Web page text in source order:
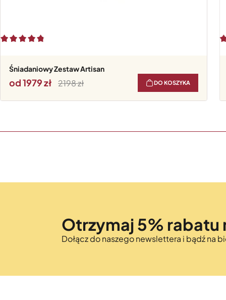
Śniadaniowy Zestaw Artisan
od 1979 2198 DO KOSZYKA
Otrzymaj 5% rabatu
Dołącz do naszego newslettera i bądź na